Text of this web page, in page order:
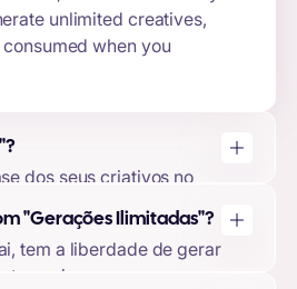
unlimited creatives,
when you
dos seus criativos no
cores da marca,
e ligar as suas contas de
"Gerações Ilimitadas"?
tem a liberdade de gerar
quiser,